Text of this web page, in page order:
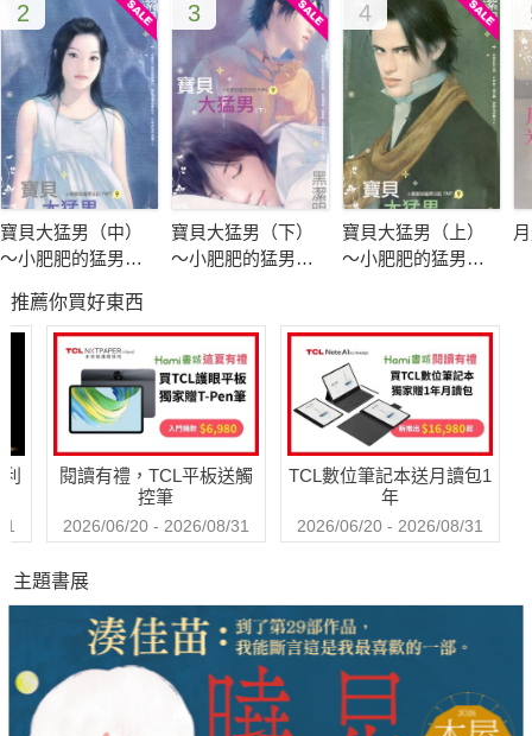
2
寶貝大猛男（中）
～小肥肥的猛男日
3
寶貝大猛男（下）
～小肥肥的猛男日
4
寶貝大猛男（上）
～小肥肥的猛男日
推薦你買好東西
閱讀有禮，TCL平板送觸
控筆
2026/06/20 - 2026/08/31
TCL數位筆記本送月讀包1
年
2026/06/20 - 2026/08/31
主題書展